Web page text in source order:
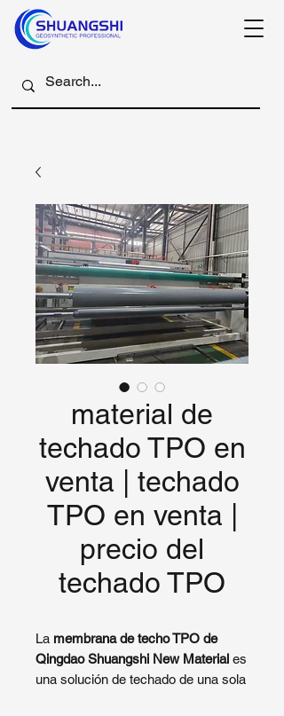
material de
techado TPO en
venta | techado
TPO en venta |
precio del
techado TPO
La membrana de techo TPO de
Qingdao Shuangshi New Material es
una solución de techado de una sola